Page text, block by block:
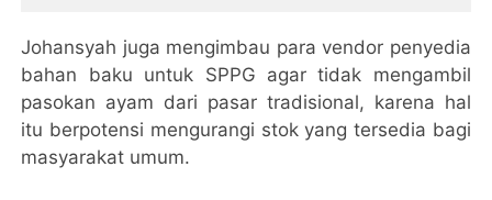
Johansyah juga mengimbau para vendor penyedia
bahan baku untuk SPPG agar tidak mengambil
pasokan ayam dari pasar tradisional, karena hal
itu berpotensi mengurangi stok yang tersedia bagi
masyarakat umum.